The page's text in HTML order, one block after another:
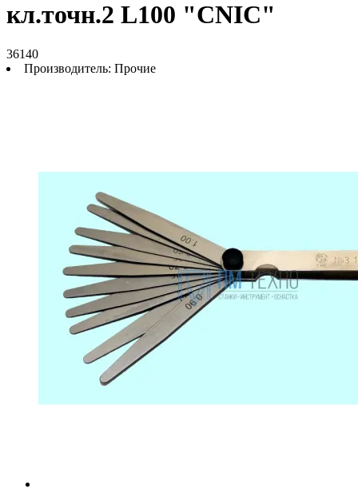
кл.точн.2 L100 "CNIC"
36140
Производитель: Прочие